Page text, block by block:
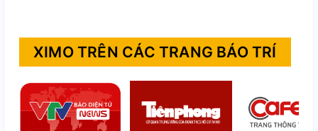
XIMO TRÊN CÁC TRANG BÁO TRÍ